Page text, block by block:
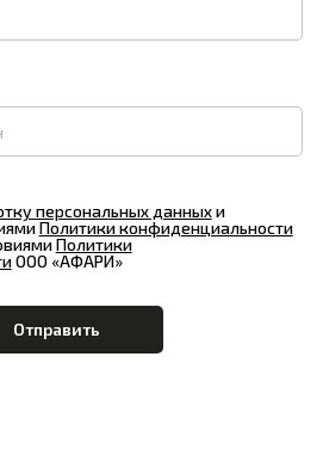
персональных данныхи
Политики конфиденциальности
Политики
ООО «АФАРИ»